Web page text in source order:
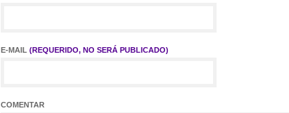
E-MAIL (REQUERIDO, NO SERÁ PUBLICADO)
COMENTAR